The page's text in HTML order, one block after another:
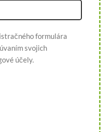
formulára
svojich
účely.